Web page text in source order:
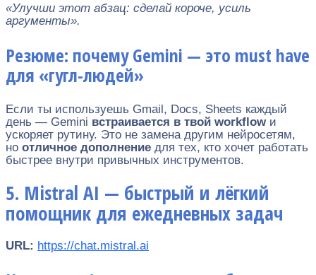
«Улучши этот абзац: сделай короче, усиль
аргументы».
Резюме: почему Gemini — это must have
для «гугл-людей»
Если ты используешь Gmail, Docs, Sheets каждый
день — Gemini встраивается в твой workflow и
ускоряет рутину. Это не замена другим нейросетям,
но отличное дополнение для тех, кто хочет работать
быстрее внутри привычных инструментов.
5. Mistral AI — быстрый и лёгкий
помощник для ежедневных задач
URL: https://chat.mistral.ai